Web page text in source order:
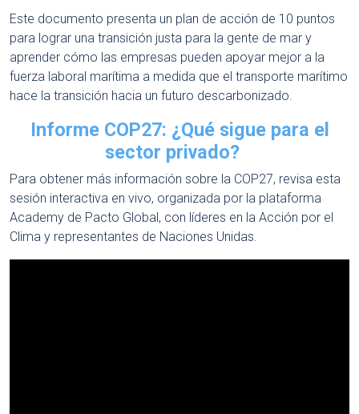
Este documento presenta un plan de acción de 10 puntos
para lograr una transición justa para la gente de mar y
aprender cómo las empresas pueden apoyar mejor a la
fuerza laboral marítima a medida que el transporte marítimo
hace la transición hacia un futuro descarbonizado.
Informe COP27: ¿Qué sigue para el
sector privado?
Para obtener más información sobre la COP27, revisa esta
sesión interactiva en vivo, organizada por la plataforma
Academy de Pacto Global, con líderes en la Acción por el
Clima y representantes de Naciones Unidas.